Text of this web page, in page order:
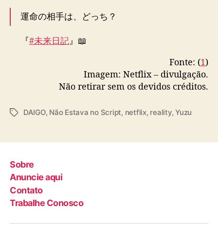
a
e
s
g
運命の相手は、どっち？
『#未来日記』📖
さらに主題歌は#ゆずの「明日の君と」に決定
恋か、友情か？
千夏
pic.twitter.com/AZUvHNKfxZ
— Netflix Japan | ネットフリックス
(@NetflixJP)April 14, 2022
Fonte: (1)
Imagem: Netflix – divulgação.
Não retirar sem os devidos créditos.
T
s
DAIGO, Não Estava no Script, netflix, reality,Yuzu
Sobre
Anuncie aqui
Contato
Trabalhe Conosco